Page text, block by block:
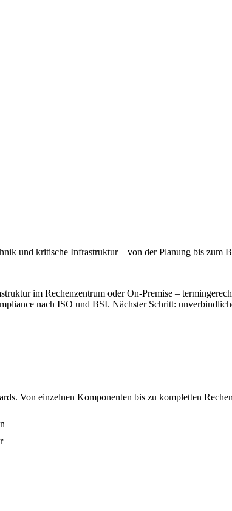
und kritische Infrastruktur – von der Planung bis
im Rechenzentrum oder On-Premise –
nach ISO und BSI. Nächster Schritt:
Von einzelnen Komponenten bis zu kompletten